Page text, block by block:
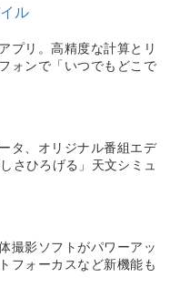
ル
プリ。高精度な計算とリ
ォンで「いつでもどこで
タ、オリジナル番組エデ
さひろげる」天文シミュ
撮影ソフトがパワーアッ
フォーカスなど新機能も